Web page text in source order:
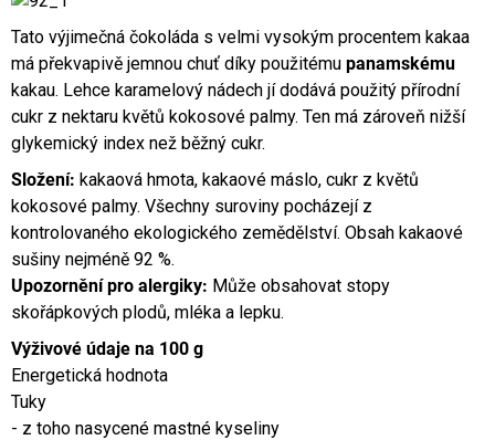
Tato výjimečná čokoláda s velmi vysokým procentem kakaa
má překvapivě jemnou chuť díky použitému panamskému
kakau. Lehce karamelový nádech jí dodává použitý přírodní
cukr z nektaru květů kokosové palmy. Ten má zároveň nižší
glykemický index než běžný cukr.
Složení: kakaová hmota, kakaové máslo, cukr z květů
kokosové palmy. Všechny suroviny pocházejí z
kontrolovaného ekologického zemědělství. Obsah kakaové
sušiny nejméně 92 %.
Upozornění pro alergiky: Může obsahovat stopy
skořápkových plodů, mléka a lepku.
Výživové údaje na 100 g
Energetická hodnota
Tuky
- z toho nasycené mastné kyseliny